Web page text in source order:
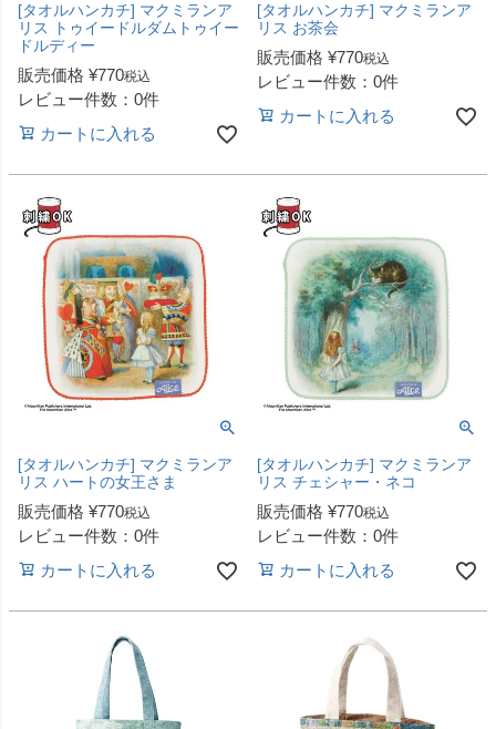
[タオルハンカチ] マクミランア
リス トゥイードルダムトゥイー
ドルディー
販売価格 ¥770税込
レビュー件数：0件
カートに入れる
[タオルハンカチ] マクミランア
リス お茶会
販売価格 ¥770税込
レビュー件数：0件
カートに入れる
[タオルハンカチ] マクミランア
リス ハートの女王さま
販売価格 ¥770税込
レビュー件数：0件
カートに入れる
[タオルハンカチ] マクミランア
リス チェシャー・ネコ
販売価格 ¥770税込
レビュー件数：0件
カートに入れる